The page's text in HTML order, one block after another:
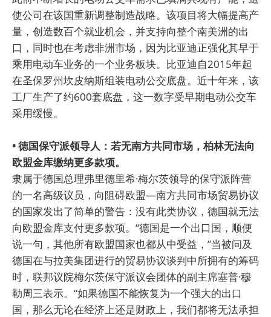
使公司在该国重新调整制造战略。该项目将大幅提高产
量，创造数百个就业机会，并支持向整个南美洲的出
口，同时也在考虑非洲市场，因为比亚迪正强化其早于
乘用电动车业务的一个业务板块。比亚迪自2015年起
在圣保罗州坎皮纳斯组装电动公交底盘。近十年来，该
工厂生产了约600套底盘，这一数字受早期电动公交车
采用缓慢。
• 德国保守派领导人：若无南方共同市场，柏林无法向
欧盟金库缴纳更多款项。
隶属于德国总理弗里德里希·梅尔茨领导的保守派阵营
的一名高级议员，向阻碍欧盟—南方共同市场贸易协议
的国家发出了简单的警告：没有此类协议，德国就无法
向欧盟金库支付更多款项。“德国是一个出口国，顺便
说一句，其他所有欧盟国家也都从中受益，”当被问及
德国在与拉美集团进行的贸易协议谈判中所拥有的筹码
时，联邦议院梅尔茨保守派议会团体的副主席塞普·穆
勒周三表示。“如果德国不能恢复为一个强大的出口
国，那么无论在经济上还是财政上，我们都将无法承担